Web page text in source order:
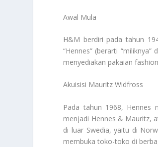
Awal Mula
H&M berdiri pada tahun
“Hennes” (berarti
menyediakan pakaian
Akuisisi Mauritz Widfross
Pada tahun 1968, Hennes
menjadi Hennes & Mauritz,
di luar Swedia, yaitu di
membuka toko-toko di